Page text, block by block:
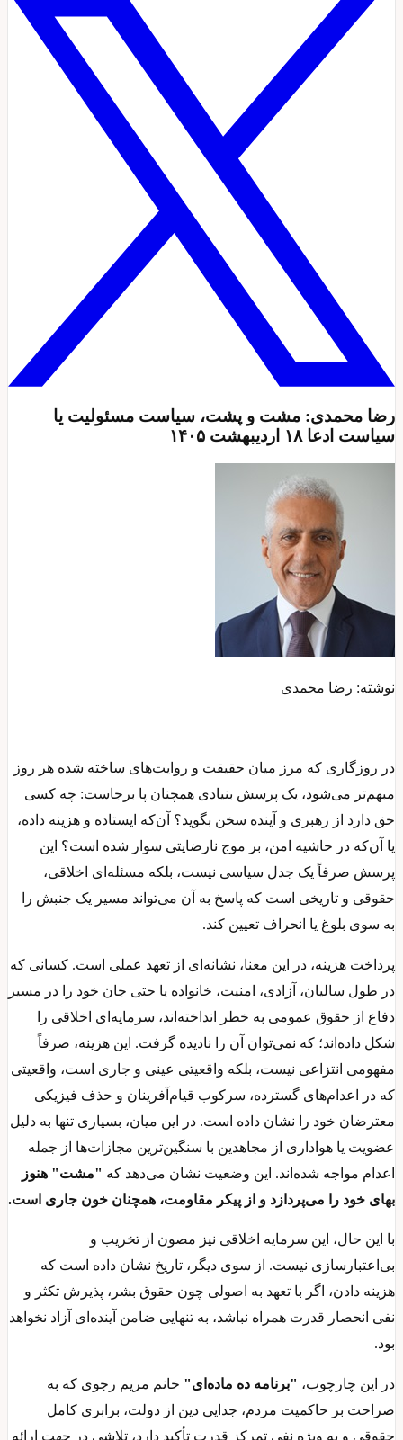
رضا محمدی: مشت و پشت، سیاست مسئولیت یا
سیاست ادعا ۱۸ اردیبهشت ۱۴۰۵
نوشته: رضا محمدی
در روزگاری که مرز میان حقیقت و روایت‌های ساخته‌ شده هر روز
مبهم‌تر می‌شود، یک پرسش بنیادی همچنان پا برجاست: چه کسی
حق دارد از رهبری و آینده سخن بگوید؟ آن‌که ایستاده و هزینه داده،
یا آن‌که در حاشیه امن، بر موج نارضایتی سوار شده است؟ این
پرسش صرفاً یک جدل سیاسی نیست، بلکه مسئله‌ای اخلاقی،
حقوقی و تاریخی است که پاسخ به آن می‌تواند مسیر یک جنبش را
به سوی بلوغ یا انحراف تعیین کند.
پرداخت هزینه، در این معنا، نشانه‌ای از تعهد عملی است. کسانی که
در طول سالیان، آزادی، امنیت، خانواده یا حتی جان خود را در مسیر
دفاع از حقوق عمومی به خطر انداخته‌اند، سرمایه‌ای اخلاقی را
شکل داده‌اند؛ که نمی‌توان آن را نادیده گرفت. این هزینه، صرفاً
مفهومی انتزاعی نیست، بلکه واقعیتی عینی و جاری است، واقعیتی
که در اعدام‌های گسترده، سرکوب قیام‌آفرینان و حذف فیزیکی
معترضان خود را نشان داده است. در این میان، بسیاری تنها به‌ دلیل
عضویت یا هواداری از مجاهدین با سنگین‌ترین مجازات‌ها از جمله
اعدام مواجه شده‌اند. این وضعیت نشان می‌دهد که "مشت" هنوز
بهای خود را می‌پردازد و از پیکر مقاومت، همچنان خون جاری است.
با این حال، این سرمایه اخلاقی نیز مصون از تخریب و
بی‌اعتبارسازی نیست. از سوی دیگر، تاریخ نشان داده است که
هزینه دادن، اگر با تعهد به اصولی چون حقوق بشر، پذیرش تکثر و
نفی انحصار قدرت همراه نباشد، به‌ تنهایی ضامن آینده‌ای آزاد نخواهد
بود.
در این چارچوب، "برنامه ده ‌ماده‌ای" خانم مریم رجوی که به‌
صراحت بر حاکمیت مردم، جدایی دین از دولت، برابری کامل
حقوقی و به‌ ویژه نفی تمرکز قدرت تأکید دارد، تلاشی در جهت ارائه